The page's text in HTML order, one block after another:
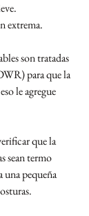
extrema.
son tratadas
para que la
le agregue
que la
sean termo
una pequeña